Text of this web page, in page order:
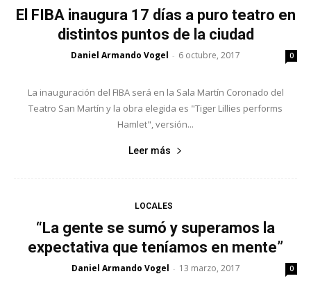
El FIBA inaugura 17 días a puro teatro en
distintos puntos de la ciudad
Daniel Armando Vogel - 6 octubre, 2017 0
La inauguración del FIBA será en la Sala Martín Coronado del
Teatro San Martín y la obra elegida es "Tiger Lillies performs
Hamlet", versión...
Leer más
LOCALES
“La gente se sumó y superamos la
expectativa que teníamos en mente”
Daniel Armando Vogel - 13 marzo, 2017 0